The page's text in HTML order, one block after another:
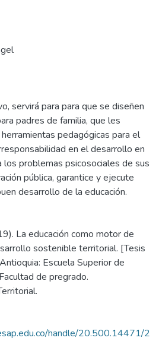
servirá para para que se diseñen
padres de familia, que les
pedagógicas para el
en el desarrollo en
los problemas psicosociales de sus
pública, garantice y ejecute
desarrollo de la educación.
La educación como motor de
sostenible territorial. [Tesis
Escuela Superior de
de pregrado.
handle/20.500.14471/2